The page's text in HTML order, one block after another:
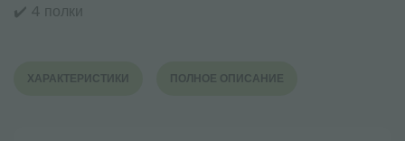
✔️ 4 полки
ХАРАКТЕРИСТИКИ ПОЛНОЕ ОПИСАНИЕ